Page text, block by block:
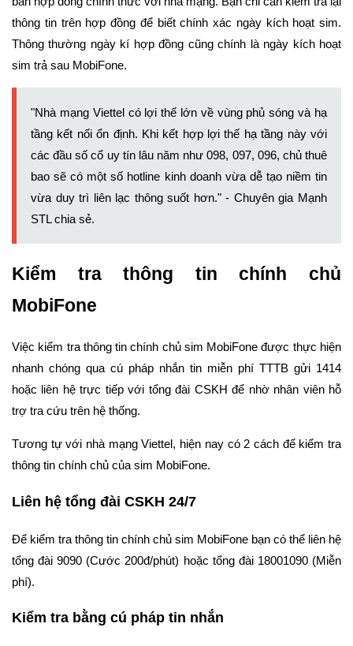
thông tin trên hợp đồng để biết chính xác ngày kích hoạt sim.
Thông thường ngày kí hợp đồng cũng chính là ngày kích hoạt
sim trả sau MobiFone.
"Nhà mạng Viettel có lợi thế lớn về vùng phủ sóng và hạ
tầng kết nối ổn định. Khi kết hợp lợi thế hạ tầng này với
các đầu số cổ uy tín lâu năm như 098, 097, 096, chủ thuê
bao sẽ có một số hotline kinh doanh vừa dễ tạo niềm tin
vừa duy trì liên lạc thông suốt hơn." - Chuyên gia Mạnh
STL chia sẻ.
Kiểm tra thông tin chính chủ
MobiFone
Việc kiểm tra thông tin chính chủ sim MobiFone được thực hiện
nhanh chóng qua cú pháp nhắn tin miễn phí TTTB gửi 1414
hoặc liên hệ trực tiếp với tổng đài CSKH để nhờ nhân viên hỗ
trợ tra cứu trên hệ thống.
Tương tự với nhà mạng Viettel, hiện nay có 2 cách để kiểm tra
thông tin chính chủ của sim MobiFone.
Liên hệ tổng đài CSKH 24/7
Để kiểm tra thông tin chính chủ sim MobiFone bạn có thể liên hệ
tổng đài 9090 (Cước 200đ/phút) hoặc tổng đài 18001090 (Miễn
phí).
Kiểm tra bằng cú pháp tin nhắn